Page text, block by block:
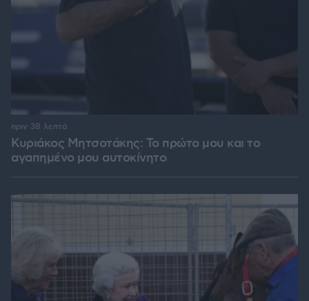
Κυριάκος Μητσοτάκης: Το πρώτο μου και το
αγαπημένο μου αυτοκίνητο
πριν 38 λεπτά